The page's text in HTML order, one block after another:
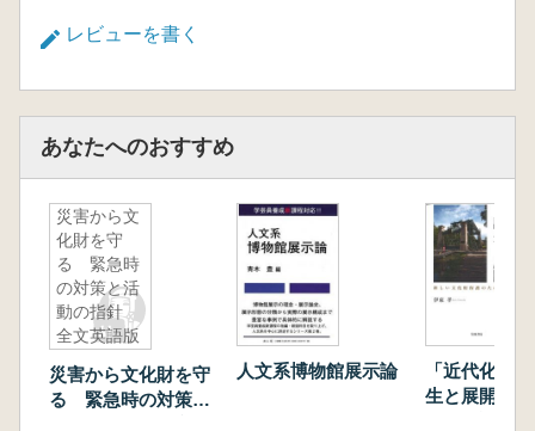
レビューを書く
あなたへのおすすめ
災害から文
化財を守
る 緊急時
の対策と活
動の指針
全文英語版
災害から文化財を守
る 緊急時の対策と
人文系博物館展示論
「近代化遺
生と展開 新